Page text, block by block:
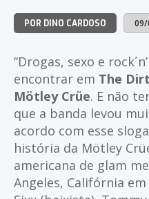
POR DINO CARDOSO 09/
“Drogas, sexo e
encontrar em The
Mötley Crüe. E não
que a banda levou
acordo com esse
história da Mötley
americana de glam
Angeles, Califórnia